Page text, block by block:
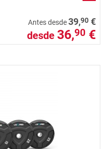
Antes desde39,90 €
desde 36,90 €